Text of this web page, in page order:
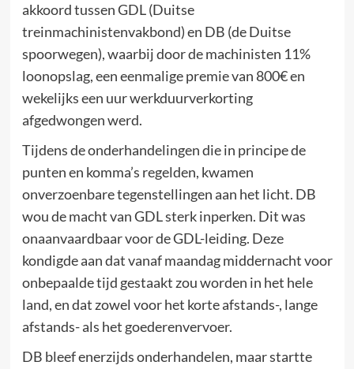
akkoord tussen GDL (Duitse
treinmachinistenvakbond) en DB (de Duitse
spoorwegen), waarbij door de machinisten 11%
loonopslag, een eenmalige premie van 800€ en
wekelijks een uur werkduurverkorting
afgedwongen werd.
Tijdens de onderhandelingen die in principe de
punten en komma’s regelden, kwamen
onverzoenbare tegenstellingen aan het licht. DB
wou de macht van GDL sterk inperken. Dit was
onaanvaardbaar voor de GDL-leiding. Deze
kondigde aan dat vanaf maandag middernacht voor
onbepaalde tijd gestaakt zou worden in het hele
land, en dat zowel voor het korte afstands-, lange
afstands- als het goederenvervoer.
DB bleef enerzijds onderhandelen, maar startte